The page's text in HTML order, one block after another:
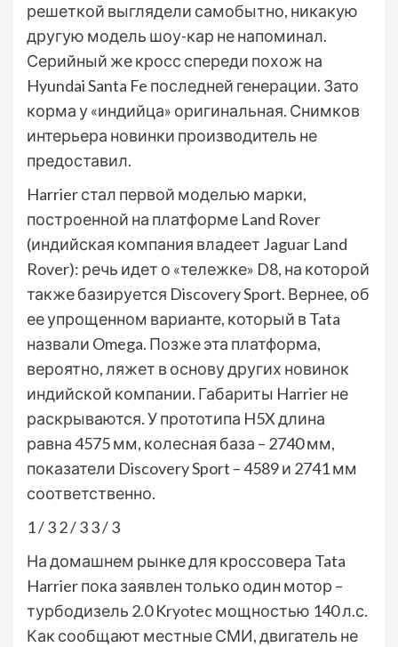
решеткой выглядели самобытно, никакую
другую модель шоу-кар не напоминал.
Серийный же кросс спереди похож на
Hyundai Santa Fe последней генерации. Зато
корма у «индийца» оригинальная. Снимков
интерьера новинки производитель не
предоставил.
Harrier стал первой моделью марки,
построенной на платформе Land Rover
(индийская компания владеет Jaguar Land
Rover): речь идет о «тележке» D8, на которой
также базируется Discovery Sport. Вернее, об
ее упрощенном варианте, который в Tata
назвали Omega. Позже эта платформа,
вероятно, ляжет в основу других новинок
индийской компании. Габариты Harrier не
раскрываются. У прототипа H5X длина
равна 4575 мм, колесная база – 2740 мм,
показатели Discovery Sport – 4589 и 2741 мм
соответственно.
1/ 32/ 33/ 3
На домашнем рынке для кроссовера Tata
Harrier пока заявлен только один мотор –
турбодизель 2.0 Kryotec мощностью 140 л.с.
Как сообщают местные СМИ, двигатель не